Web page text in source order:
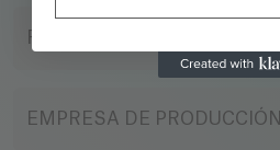
FORMATO DE FILMACIÓN
EMPRESA DE PRODUCCIÓN